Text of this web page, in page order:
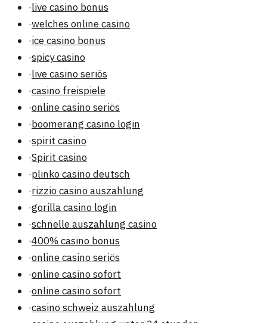
·live casino bonus
·welches online casino
·ice casino bonus
·spicy casino
·live casino seriös
·casino freispiele
·online casino seriös
·boomerang casino login
·spirit casino
·Spirit casino
·plinko casino deutsch
·rizzio casino auszahlung
·gorilla casino login
·schnelle auszahlung casino
·400% casino bonus
·online casino seriös
·online casino sofort
·online casino sofort
·casino schweiz auszahlung